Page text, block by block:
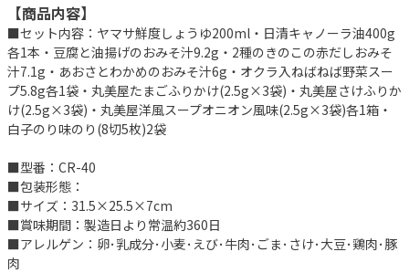
【商品内容】
■セット内容：ヤマサ鮮度しょうゆ200ml・日清キャノーラ油400g
各1本・豆腐と油揚げのおみそ汁9.2g・2種のきのこの赤だしおみそ
汁7.1g・あおさとわかめのおみそ汁6g・オクラ入ねばねば野菜スー
プ5.8g各1袋・丸美屋たまごふりかけ(2.5g×3袋)・丸美屋さけふりか
け(2.5g×3袋)・丸美屋洋風スープオニオン風味(2.5g×3袋)各1箱・
白子のり味のり(8切5枚)2袋
■型番：CR-40
■包装形態：
■サイズ：31.5×25.5×7cm
■賞味期間：製造日より常温約360日
■アレルゲン：卵･乳成分･小麦･えび･牛肉･ごま･さけ･大豆･鶏肉･豚
肉